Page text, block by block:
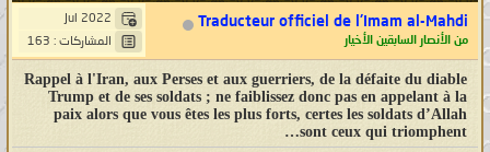
Traducteur officiel de l'Imam al-Mahdi
من الأنصار السابقين الأخيار
Jul 2022
المشاركات : 163
Rappel à l'Iran, aux Perses et aux guerriers, de la défaite du diable
Trump et de ses soldats ; ne faiblissez donc pas en appelant à la
paix alors que vous êtes les plus forts, certes les soldats d’Allah
sont ceux qui triomphent…